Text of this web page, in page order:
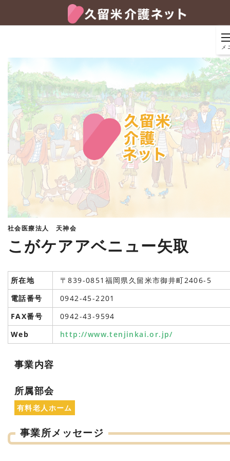
メ
社会医療法人 天神会
こがケアアベニュー矢取
所在地
〒839-0851福岡県久留米市御井町2406-5
電話番号
0942-45-2201
FAX番号
0942-43-9594
Web
http://www.tenjinkai.or.jp/
事業内容
所属部会
有料老人ホーム
事業所メッセージ